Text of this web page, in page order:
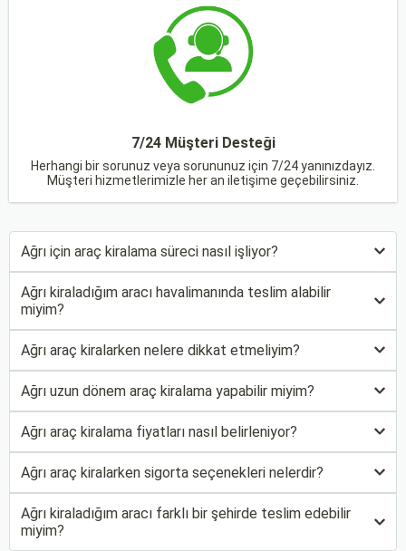
7/24 Müşteri Desteği
Herhangi bir sorunuz veya sorununuz için 7/24 yanınızdayız.
Müşteri hizmetlerimizle her an iletişime geçebilirsiniz.
Ağrı için araç kiralama süreci nasıl işliyor?
Ağrı kiraladığım aracı havalimanında teslim alabilir
miyim?
Ağrı araç kiralarken nelere dikkat etmeliyim?
Ağrı uzun dönem araç kiralama yapabilir miyim?
Ağrı araç kiralama fiyatları nasıl belirleniyor?
Ağrı araç kiralarken sigorta seçenekleri nelerdir?
Ağrı kiraladığım aracı farklı bir şehirde teslim edebilir
miyim?